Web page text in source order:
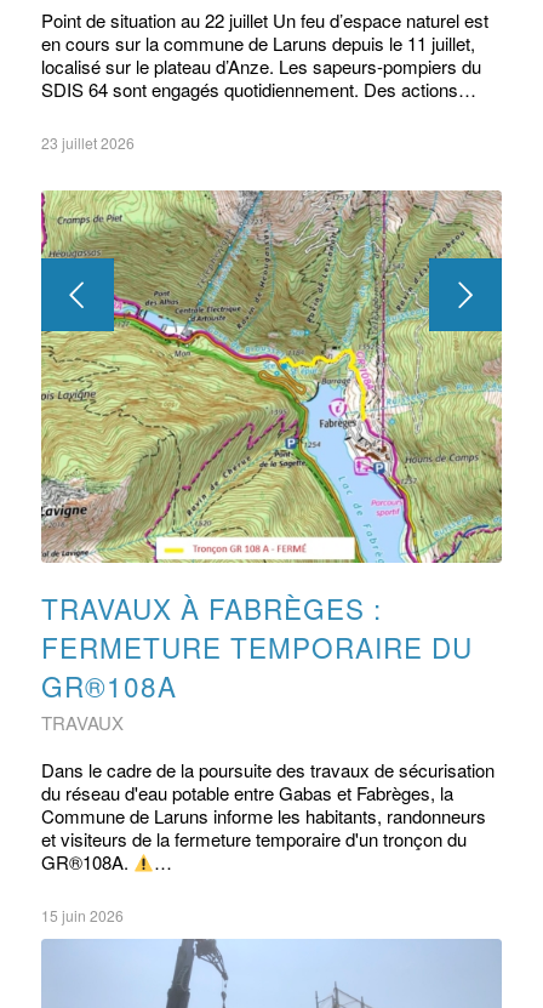
Point de situation au 22 juillet Un feu d’espace naturel est
en cours sur la commune de Laruns depuis le 11 juillet,
localisé sur le plateau d’Anze. Les sapeurs-pompiers du
SDIS 64 sont engagés quotidiennement. Des actions…
23 juillet 2026
TRAVAUX À FABRÈGES :
FERMETURE TEMPORAIRE DU
GR®108A
TRAVAUX
Dans le cadre de la poursuite des travaux de sécurisation
du réseau d'eau potable entre Gabas et Fabrèges, la
Commune de Laruns informe les habitants, randonneurs
et visiteurs de la fermeture temporaire d'un tronçon du
GR®108A.
…
15 juin 2026
Suivant